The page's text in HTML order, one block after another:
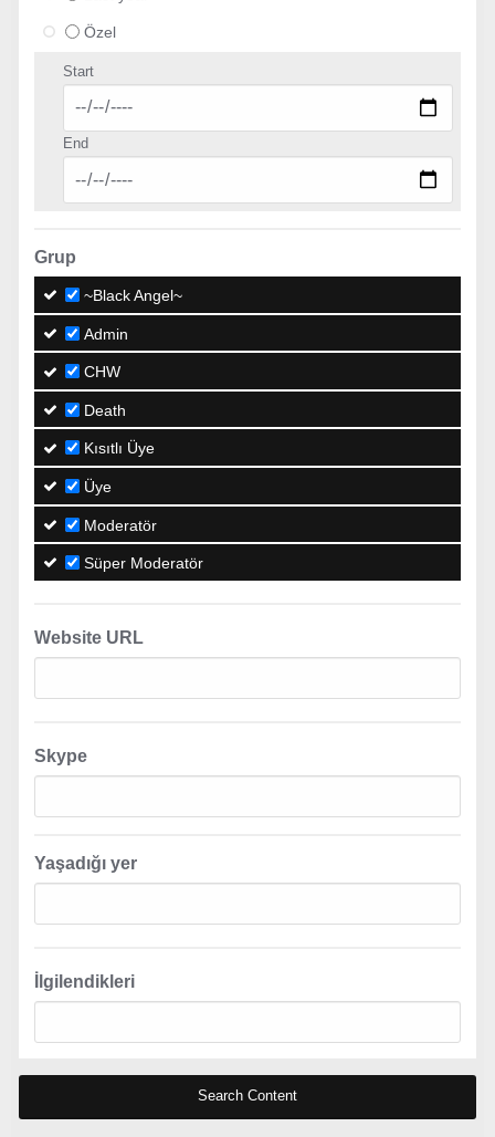
Özel
Start
End
Grup
~Black Angel~
Admin
CHW
Death
Kısıtlı Üye
Üye
Moderatör
Süper Moderatör
Website URL
Skype
Yaşadığı yer
İlgilendikleri
Search Content